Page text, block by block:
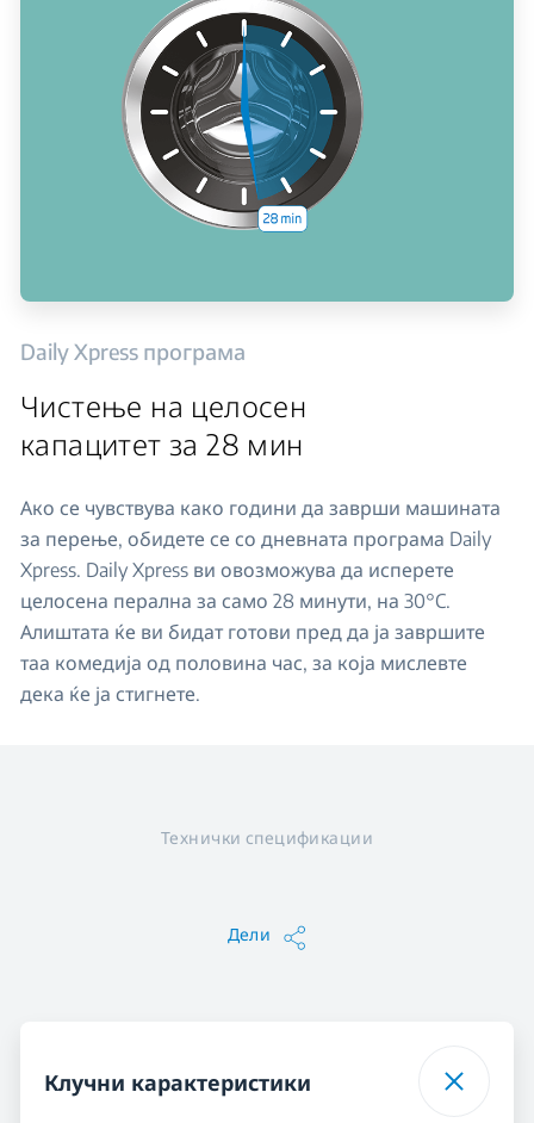
Daily Xpress програма
Чистење на целосен
капацитет за 28 мин
Ако се чувствува како години да заврши машината
за перење, обидете се со дневната програма Daily
Xpress. Daily Xpress ви овозможува да исперете
целосена перална за само 28 минути, на 30°C.
Алиштата ќе ви бидат готови пред да ја завршите
таа комедија од половина час, за која мислевте
дека ќе ја стигнете.
Технички спецификации
Дели
Клучни карактеристики